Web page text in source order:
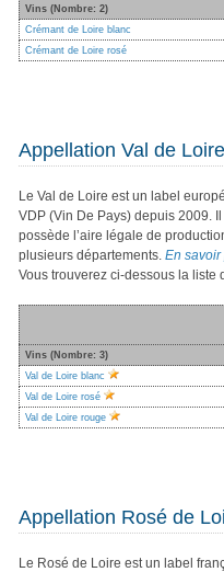
Vins (Nombre: 2)
Crémant de Loire blanc
Crémant de Loire rosé
Appellation Val de Loire
Le Val de Loire est un label
VDP (Vin De Pays) depuis 2009.
possède l’aire légale de
plusieurs départements. En savoir
Vous trouverez ci-dessous la
Vins (Nombre: 3)
Val de Loire blanc
Val de Loire rosé
Val de Loire rouge
Appellation Rosé de
Le Rosé de Loire est un label